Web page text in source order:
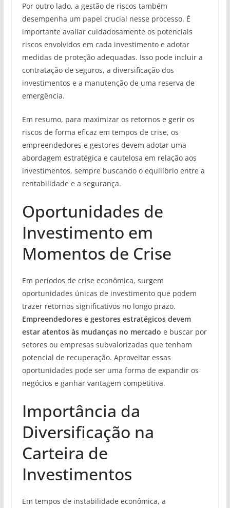
Por outro lado, a gestão de riscos também
desempenha um papel crucial nesse processo. É
importante avaliar cuidadosamente os potenciais
riscos envolvidos em cada investimento e adotar
medidas de proteção adequadas. Isso pode incluir a
contratação de seguros, a diversificação dos
investimentos e a manutenção de uma reserva de
emergência.
Em resumo, para maximizar os retornos e gerir os
riscos de forma eficaz em tempos de crise, os
empreendedores e gestores devem adotar uma
abordagem estratégica e cautelosa em relação aos
investimentos, sempre buscando o equilíbrio entre a
rentabilidade e a segurança.
Oportunidades de
Investimento em
Momentos de Crise
Em períodos de crise econômica, surgem
oportunidades únicas de investimento que podem
trazer retornos significativos no longo prazo.
Empreendedores e gestores estratégicos devem
estar atentos às mudanças no mercado e buscar por
setores ou empresas subvalorizadas que tenham
potencial de recuperação. Aproveitar essas
oportunidades pode ser uma forma de expandir os
negócios e ganhar vantagem competitiva.
Importância da
Diversificação na
Carteira de
Investimentos
Em tempos de instabilidade econômica, a